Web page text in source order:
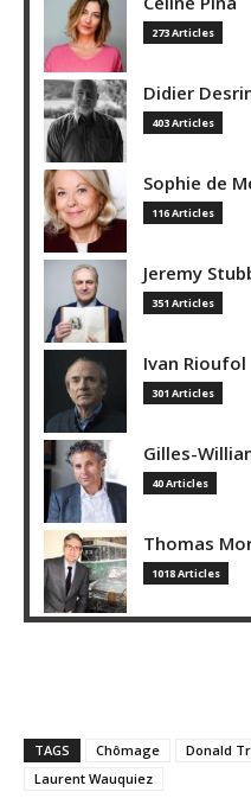
273 Articles
Didier
403 Articles
Sophie de
116 Articles
Jeremy
351 Articles
Ivan Rioufol
301 Articles
Gilles-
40 Articles
Thomas
1018 Articles
TAGS Chômage Donald
Laurent Wauquiez